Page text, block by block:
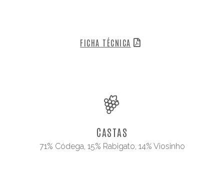
FICHA TÉCNICA
CASTAS
71% Códega, 15% Rabigato, 14% Viosinho